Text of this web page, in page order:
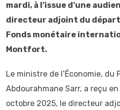
mardi, à l’issue d’une
directeur adjoint du
Fonds monétaire
Montfort.
Le ministre de l’Économie, du
Abdourahmane Sarr, a reçu
octobre 2025, le directeur